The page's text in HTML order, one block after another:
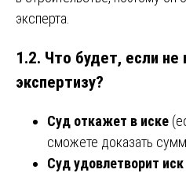
эксперта.
1.2. Что будет, если не
экспертизу?
Суд откажет в иске
сможете доказать
Суд удовлетворит